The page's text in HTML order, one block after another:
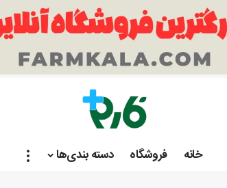
خانه فروشگاه دسته بندی‌ها